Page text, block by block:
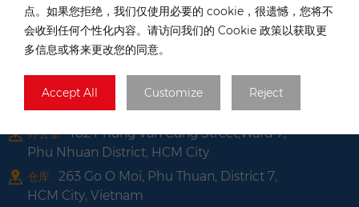
点。如果您拒绝，我们仅使用必要的 cookie，很遗憾，您将不
会收到任何个性化内容。请访问我们的 Cookie 政策以获取更
多信息或将来更改您的同意。
Accept All Customize Reject
电子邮件 :hk@rongstar.com
办公室及仓库 :中國香港元朗39號公庵路
越南
电话 :
+84 522 038 896
电子邮件 :vn@rongstar.com
办公室 :102 Phung Van Cung Street,Ward 7,
Phu Nhuan District, HCM City
仓库 : 263 Go O Moi, Phu Thuan, District 7,
HCM City, Vietnam